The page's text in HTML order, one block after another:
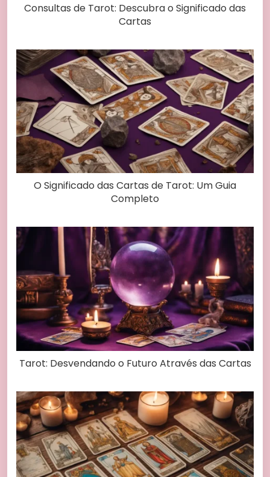
Consultas de Tarot: Descubra o Significado das
Cartas
O Significado das Cartas de Tarot: Um Guia
Completo
Tarot: Desvendando o Futuro Através das Cartas